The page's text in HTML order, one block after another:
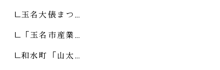
玉名大俵まつ…
「玉名市産業…
和水町「山太…